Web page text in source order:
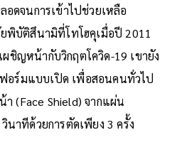
อดจนการเข้าไปช่วยเหลือ
บัติสึนามิที่โทโฮคุเมื่อปี 2011
ชิญหน้ากับวิกฤตโควิด-19 เขายัง
อร์มแบบเปิด เพื่อสอนคนทั่วไป
(Face Shield) จากแผ่น
นาทีด้วยการตัดเพียง 3 ครั้ง